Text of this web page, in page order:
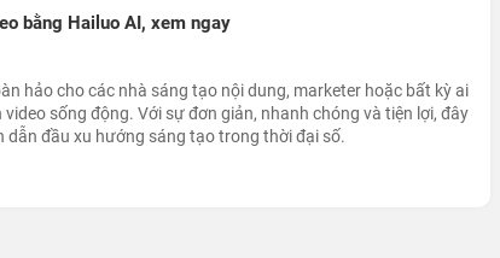
bằng Hailuo AI, xem ngay
hảo cho các nhà sáng tạo nội dung, marketer hoặc bất kỳ ai
sống động. Với sự đơn giản, nhanh chóng và tiện lợi, đây
dẫn đầu xu hướng sáng tạo trong thời đại số.